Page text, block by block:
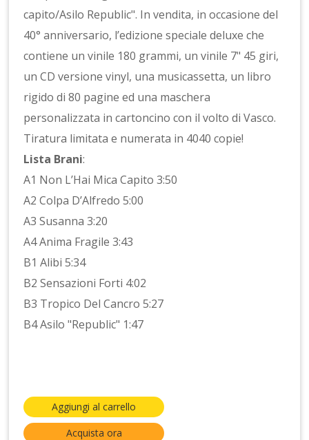
capito/Asilo Republic". In vendita, in occasione del
40° anniversario, l’edizione speciale deluxe che
contiene un vinile 180 grammi, un vinile 7" 45 giri,
un CD versione vinyl, una musicassetta, un libro
rigido di 80 pagine ed una maschera
personalizzata in cartoncino con il volto di Vasco.
Tiratura limitata e numerata in 4040 copie!
Lista Brani:
A1 Non L’Hai Mica Capito 3:50
A2 Colpa D’Alfredo 5:00
A3 Susanna 3:20
A4 Anima Fragile 3:43
B1 Alibi 5:34
B2 Sensazioni Forti 4:02
B3 Tropico Del Cancro 5:27
B4 Asilo "Republic" 1:47
Aggiungi al carrello
Acquista ora